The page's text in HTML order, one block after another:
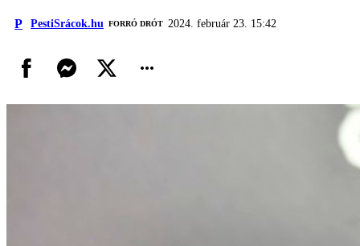
P PestiSrácok.hu FORRÓ DRÓT 2024. február 23. 15:42